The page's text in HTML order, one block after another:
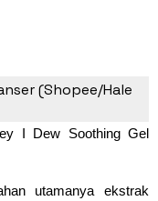
Cleanser
(Shopee/Hale
I Dew Soothing Gel
utamanya ekstrak